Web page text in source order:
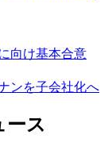
向け基本合意
ンを子会社化へ
ス